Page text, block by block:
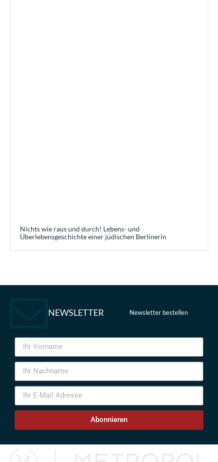
Nichts wie raus und durch! Lebens- und
Überlebensgeschichte einer jüdischen Berlinerin
NEWSLETTER Newsletter bestellen
Abonnieren